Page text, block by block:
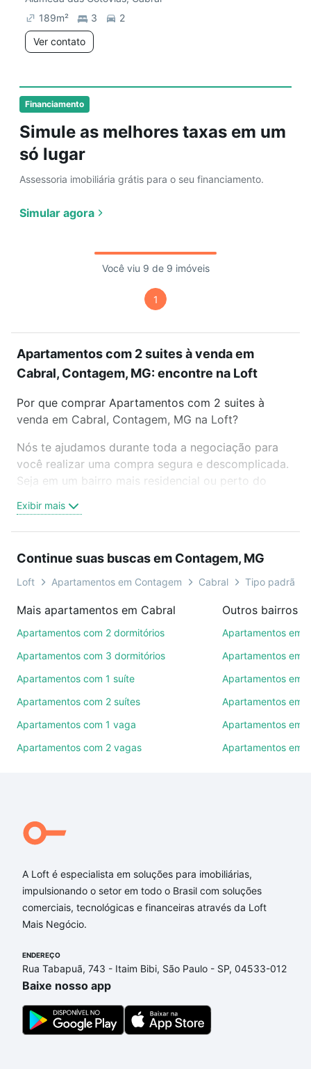
Financiamento
Simule as melhores taxas em um
só lugar
Assessoria imobiliária grátis para o seu financiamento.
Simular agora
189m² 3
2
Ver contato
Você viu 9 de 9 imóveis
1
Apartamentos com 2 suites à venda em
Cabral, Contagem, MG: encontre na Loft
Por que comprar Apartamentos com 2 suites à
venda em Cabral, Contagem, MG na Loft?
Nós te ajudamos durante toda a negociação para
você realizar uma compra segura e descomplicada.
Seja em um bairro mais residencial ou perto do
oferta ideal de Apartamentos com 2 suites à venda
em Cabral, Contagem, MG para conquistar seu
videochamada, é grátis, sem compromisso e você
ainda conta com mais de 46 mil corretores e
de imóveis.
Como escolher um imóvel?
ruas, bairros e até condomínios favoritos. Você
também pode usar os filtros como quantidade de
quartos, suítes, com ou sem vaga de garagem para
comodidades, como piscina, academia, salão de
Qual o preço de Apartamentos com 2 suites à
venda em Cabral, Contagem, MG?
Aqui na Loft temos a oferta ideal para você, com
Apartamentos com 2 suites à venda em Cabral,
Contagem, MG que custam a partir de R$ 0 e com
nossas opções de financiamento imobiliário as
ainda tem alguma dúvida dos custos envolvidos no
processo de compra, veja em nosso portal quanto
custa comprar um apartamento
gente para comprar o imóvel dos seus sonhos com
segurança e conforto. Loft, com você até as
Exibir mais
Continue suas buscas em Contagem, MG
Loft Apartamentos em Contagem Cabral Tipo padrão,
Mais apartamentos em Cabral
Apartamentos com 2 dormitórios
Apartamentos com 3 dormitórios
Apartamentos com 1 suíte
Apartamentos com 2 suítes
Apartamentos com 1 vaga
Apartamentos com 2 vagas
Outros bairros
Apartamentos em
Apartamentos em
Apartamentos em
Apartamentos em
Apartamentos em
Apartamentos em
A Loft é especialista em soluções para imobiliárias,
impulsionando o setor em todo o Brasil com soluções
comerciais, tecnológicas e financeiras através da Loft
Mais Negócio.
ENDEREÇO
Rua Tabapuã, 743 - Itaim Bibi, São Paulo - SP, 04533-012
Baixe nosso app